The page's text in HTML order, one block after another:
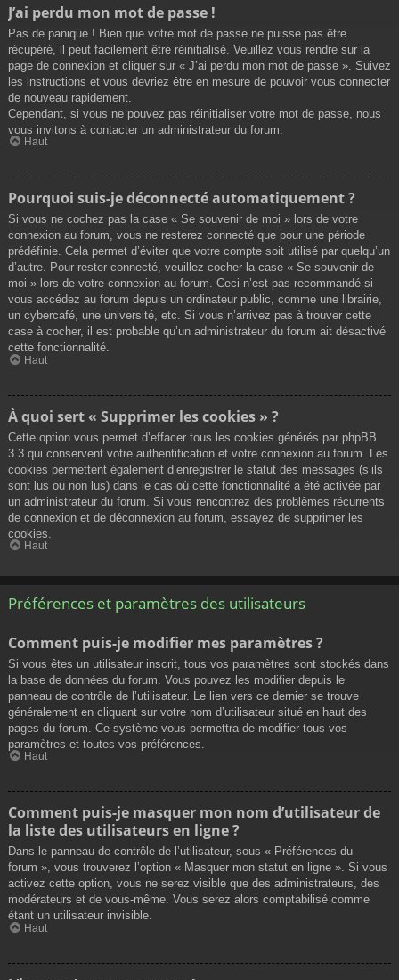
J’ai perdu mon mot de passe !
Pas de panique ! Bien que votre mot de passe ne puisse pas être
récupéré, il peut facilement être réinitialisé. Veuillez vous rendre sur la
page de connexion et cliquer sur « J’ai perdu mon mot de passe ». Suivez
les instructions et vous devriez être en mesure de pouvoir vous connecter
de nouveau rapidement.
Cependant, si vous ne pouvez pas réinitialiser votre mot de passe, nous
vous invitons à contacter un administrateur du forum.
Haut
Pourquoi suis-je déconnecté automatiquement ?
Si vous ne cochez pas la case « Se souvenir de moi » lors de votre
connexion au forum, vous ne resterez connecté que pour une période
prédéfinie. Cela permet d’éviter que votre compte soit utilisé par quelqu’un
d’autre. Pour rester connecté, veuillez cocher la case « Se souvenir de
moi » lors de votre connexion au forum. Ceci n’est pas recommandé si
vous accédez au forum depuis un ordinateur public, comme une librairie,
un cybercafé, une université, etc. Si vous n’arrivez pas à trouver cette
case à cocher, il est probable qu’un administrateur du forum ait désactivé
cette fonctionnalité.
Haut
À quoi sert « Supprimer les cookies » ?
Cette option vous permet d’effacer tous les cookies générés par phpBB
3.3 qui conservent votre authentification et votre connexion au forum. Les
cookies permettent également d’enregistrer le statut des messages (s’ils
sont lus ou non lus) dans le cas où cette fonctionnalité a été activée par
un administrateur du forum. Si vous rencontrez des problèmes récurrents
de connexion et de déconnexion au forum, essayez de supprimer les
cookies.
Haut
Préférences et paramètres des utilisateurs
Comment puis-je modifier mes paramètres ?
Si vous êtes un utilisateur inscrit, tous vos paramètres sont stockés dans
la base de données du forum. Vous pouvez les modifier depuis le
panneau de contrôle de l’utilisateur. Le lien vers ce dernier se trouve
généralement en cliquant sur votre nom d’utilisateur situé en haut des
pages du forum. Ce système vous permettra de modifier tous vos
paramètres et toutes vos préférences.
Haut
Comment puis-je masquer mon nom d’utilisateur de
la liste des utilisateurs en ligne ?
Dans le panneau de contrôle de l’utilisateur, sous « Préférences du
forum », vous trouverez l’option « Masquer mon statut en ligne ». Si vous
activez cette option, vous ne serez visible que des administrateurs, des
modérateurs et de vous-même. Vous serez alors comptabilisé comme
étant un utilisateur invisible.
Haut